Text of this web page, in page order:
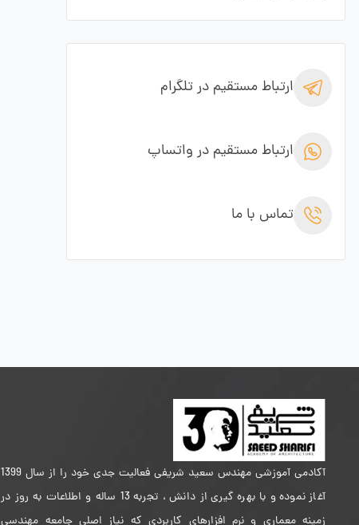
ارتباط مستقیم در تلگرام
ارتباط مستقیم در واتساپ
تماس با ما
آکادمی آموزشی مهندس سعید شریفی فعالیت جدی خود را از سال 1399
آغاز نموده و با بهره گیری از دانش ، تجربه 13 ساله و اطلاعات به روز در
زمینه معماری و نرم افزارهای کاربردی که نیاز اصلی جامعه مهندسی